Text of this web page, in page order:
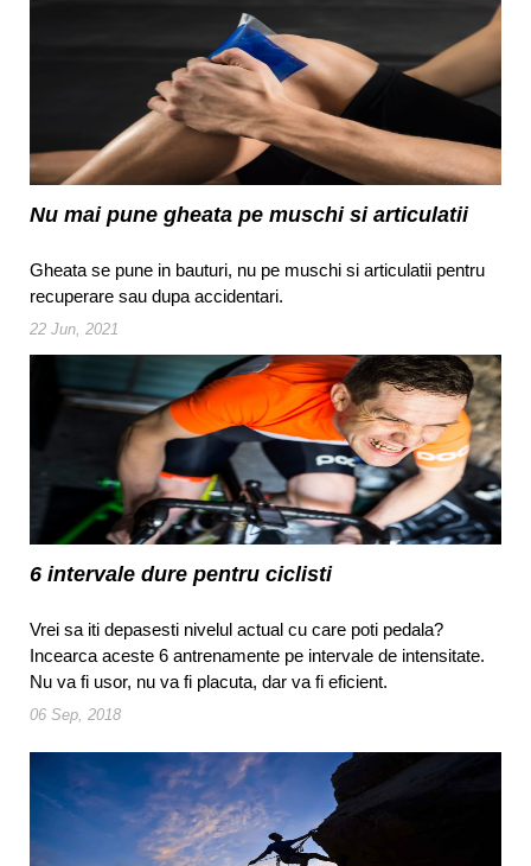
Nu mai pune gheata pe muschi si articulatii
Gheata se pune in bauturi, nu pe muschi si articulatii pentru
recuperare sau dupa accidentari.
22 Jun, 2021
6 intervale dure pentru ciclisti
Vrei sa iti depasesti nivelul actual cu care poti pedala?
Incearca aceste 6 antrenamente pe intervale de intensitate.
Nu va fi usor, nu va fi placuta, dar va fi eficient.
06 Sep, 2018